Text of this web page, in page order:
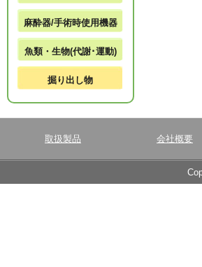
麻酔器/手術時使用機器
魚類・生物(代謝･運動)
掘り出し物
取扱製品 会社概要